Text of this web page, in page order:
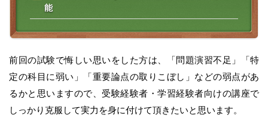
能
前回の試験で悔しい思いをした方は、「問題演習不足」「特
定の科目に弱い」「重要論点の取りこぼし」などの弱点があ
るかと思いますので、受験経験者・学習経験者向けの講座で
しっかり克服して実力を身に付けて頂きたいと思います。